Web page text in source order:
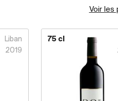
Voir les
Liban
2019
75 cl